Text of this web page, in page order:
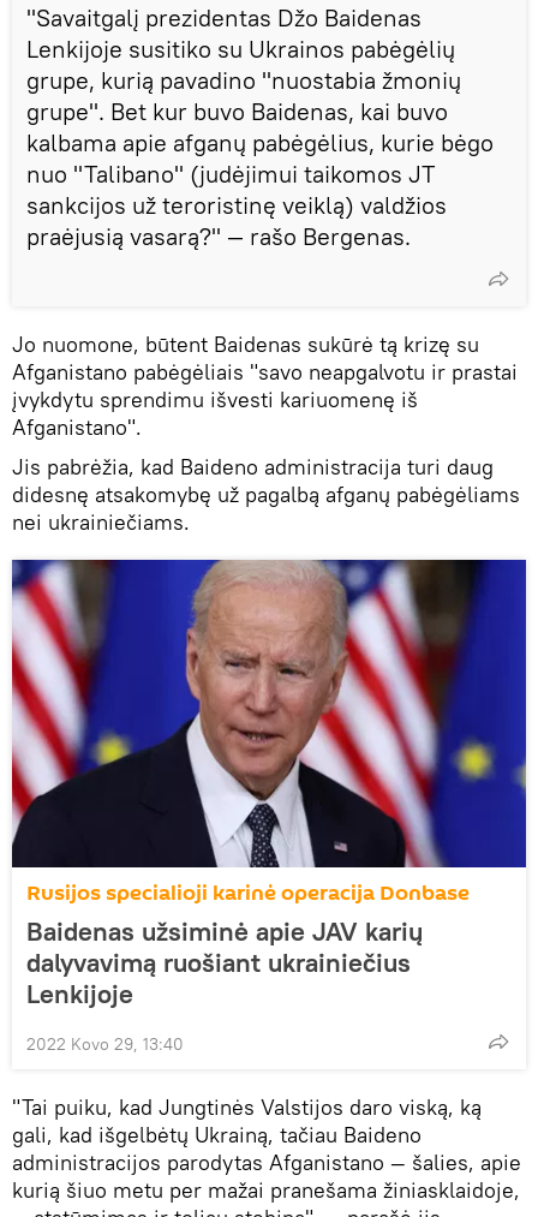
"Savaitgalį prezidentas Džo Baidenas
Lenkijoje susitiko su Ukrainos pabėgėlių
grupe, kurią pavadino "nuostabia žmonių
grupe". Bet kur buvo Baidenas, kai buvo
kalbama apie afganų pabėgėlius, kurie bėgo
nuo "Talibano" (judėjimui taikomos JT
sankcijos už teroristinę veiklą) valdžios
praėjusią vasarą?" — rašo Bergenas.
Jo nuomone, būtent Baidenas sukūrė tą krizę su
Afganistano pabėgėliais "savo neapgalvotu ir prastai
įvykdytu sprendimu išvesti kariuomenę iš
Afganistano".
Jis pabrėžia, kad Baideno administracija turi daug
didesnę atsakomybę už pagalbą afganų pabėgėliams
nei ukrainiečiams.
Rusijos specialioji karinė operacija Donbase
Baidenas užsiminė apie JAV karių
dalyvavimą ruošiant ukrainiečius
Lenkijoje
2022 Kovo 29, 13:40
"Tai puiku, kad Jungtinės Valstijos daro viską, ką
gali, kad išgelbėtų Ukrainą, tačiau Baideno
administracijos parodytas Afganistano — šalies, apie
kurią šiuo metu per mažai pranešama žiniasklaidoje,